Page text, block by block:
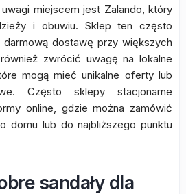
miejscem jest Zalando, który
i obuwiu. Sklep ten często
dostawę przy większych
zwrócić uwagę na lokalne
mogą mieć unikalne oferty lub
Często sklepy stacjonarne
online, gdzie można zamówić
domu lub do najbliższego punktu
sandały dla